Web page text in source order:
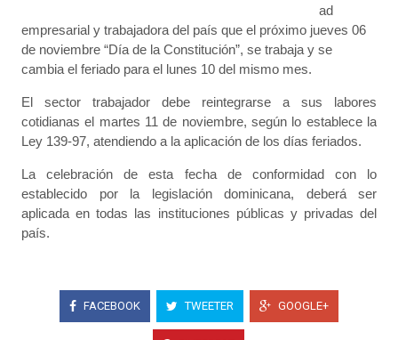
ad
empresarial y trabajadora del país que el próximo jueves 06
de noviembre “Día de la Constitución”, se trabaja y se
cambia el feriado para el lunes 10 del mismo mes.
El sector trabajador debe reintegrarse a sus labores
cotidianas el martes 11 de noviembre, según lo establece la
Ley 139-97, atendiendo a la aplicación de los días feriados.
La celebración de esta fecha de conformidad con lo
establecido por la legislación dominicana, deberá ser
aplicada en todas las instituciones públicas y privadas del
país.
FACEBOOK TWEETER GOOGLE+